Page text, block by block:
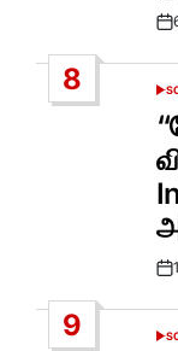
8
IN
9